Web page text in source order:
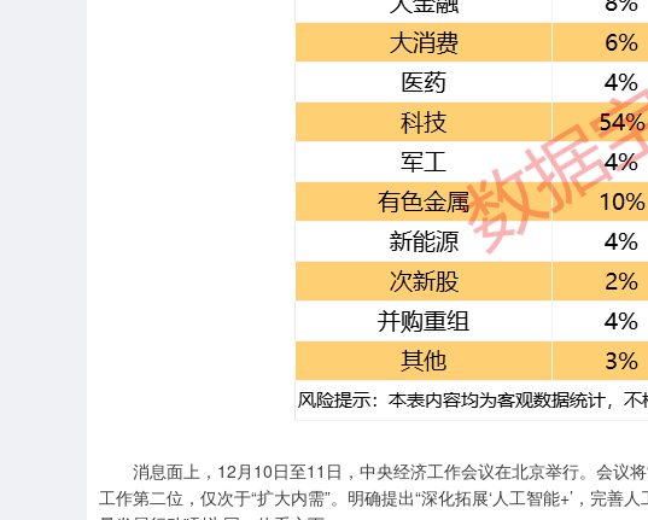
消息面上，12月10日至11日，中央经济工作会议在北京举行。会议将
工作第二位，仅次于“扩大内需”。明确提出“深化拓展‘人工智能+’，完善